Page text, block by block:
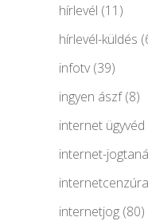
hírlevél (11)
hírlevél-küldés
infotv(39)
ingyen ászf(8)
internet ügyvéd
internet-
internetcenzúra
internetjog (80)